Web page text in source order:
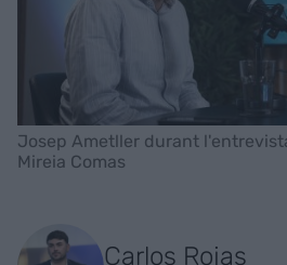
Josep Ametller durant
Mireia Comas
Carlos Rojas